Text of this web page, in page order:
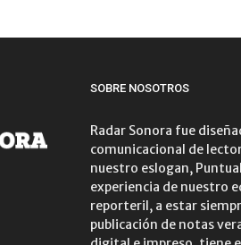
SOBRE NOSOTROS
Radar Sonora fue
comunicacional de
nuestro eslogan,
experiencia de nuestro
reporteril, a estar
publicación de notas